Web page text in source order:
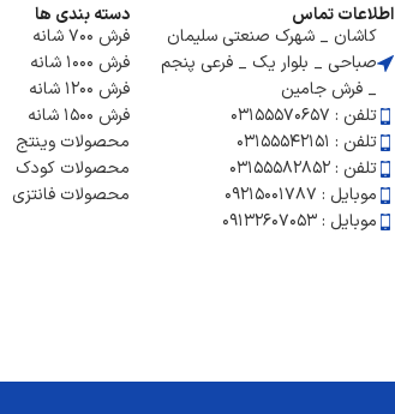
اطلاعات تماس
کاشان _ شهرک صنعتی سلیمان
صباحی _ بلوار یک _ فرعی پنجم
_ فرش جامین
تلفن : ۰۳۱۵۵۵۷۰۶۵۷
تلفن : 03155542151
تلفن : 03155582852
موبایل : ۰۹۲۱۵۰۰۱۷۸۷
موبایل : 09132607053
دسته بندی ها
فرش 700 شانه
فرش 1000 شانه
فرش 1200 شانه
فرش 1500 شانه
محصولات وینتج
محصولات کودک
محصولات فانتزی